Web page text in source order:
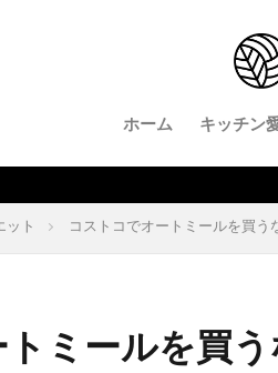
ホーム キッチン
ット コストコでオートミールを買う
ミールを買